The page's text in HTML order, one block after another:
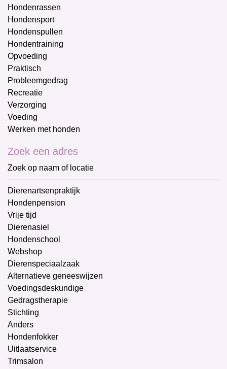
Hondenrassen
Hondensport
Hondenspullen
Hondentraining
Opvoeding
Praktisch
Probleemgedrag
Recreatie
Verzorging
Voeding
Werken met honden
Zoek een adres
Zoek op naam of locatie
Dierenartsenpraktijk
Hondenpension
Vrije tijd
Dierenasiel
Hondenschool
Webshop
Dierenspeciaalzaak
Alternatieve geneeswijzen
Voedingsdeskundige
Gedragstherapie
Stichting
Anders
Hondenfokker
Uitlaatservice
Trimsalon